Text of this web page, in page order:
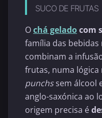
SUCO DE FRUTAS
Ochá geladocom
família das
combinam a
frutas, numa
punchssem álcool
anglo-saxónica ao
origem precisa é